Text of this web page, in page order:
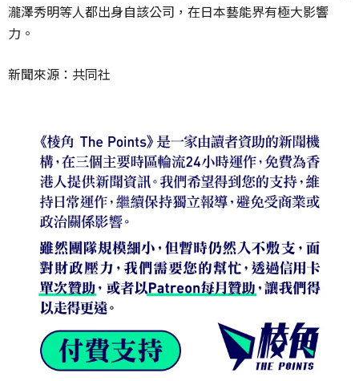
瀧澤秀明等人都出身自該公司，在日本藝能界有極大影響
力。
新聞來源：共同社